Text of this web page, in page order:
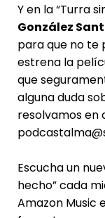
Y en la “Turra
González
para que no te
estrena la
que
alguna duda
resolvamos en
Escucha un
hecho” cada
Amazon Music